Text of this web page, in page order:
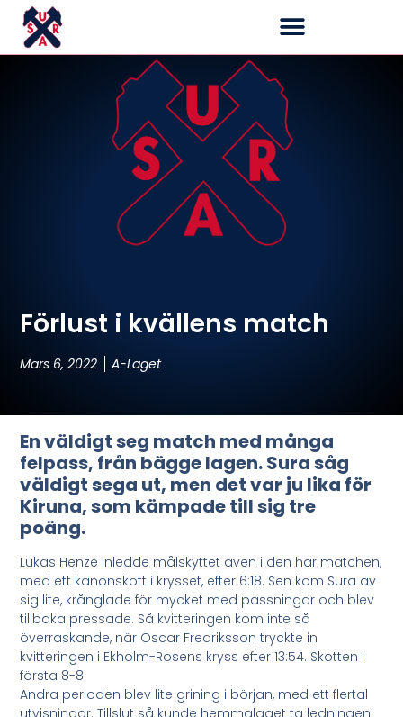
Förlust i kvällens match
Mars 6, 2022 A-Laget
En väldigt seg match med många
felpass, från bägge lagen. Sura såg
väldigt sega ut, men det var ju lika för
Kiruna, som kämpade till sig tre
poäng.
Lukas Henze inledde målskyttet även i den här matchen,
med ett kanonskott i krysset, efter 6:18. Sen kom Sura av
sig lite, krånglade för mycket med passningar och blev
tillbaka pressade. Så kvitteringen kom inte så
överraskande, när Oscar Fredriksson tryckte in
kvitteringen i Ekholm-Rosens kryss efter 13:54. Skotten i
första 8-8.
Andra perioden blev lite grining i början, med ett flertal
utvisningar. Tillslut så kunde hemmalaget ta ledningen